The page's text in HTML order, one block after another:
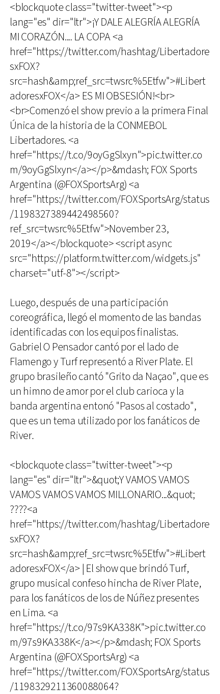
<blockquote class="twitter-tweet"><p
lang="es" dir="ltr">¡Y DALE ALEGRÍA ALEGRÍA
MI CORAZÓN.... LA COPA <a
href="https://twitter.com/hashtag/Libertadore
sxFOX?
src=hash&amp;ref_src=twsrc%5Etfw">#Libert
adoresxFOX</a> ES MI OBSESIÓN!<br>
<br>Comenzó el show previo a la primera Final
Única de la historia de la CONMEBOL
Libertadores. <a
href="https://t.co/9oyGgSlxyn">pic.twitter.co
m/9oyGgSlxyn</a></p>&mdash; FOX Sports
Argentina (@FOXSportsArg) <a
href="https://twitter.com/FOXSportsArg/status
/1198327389442498560?
ref_src=twsrc%5Etfw">November 23,
2019</a></blockquote> <script async
src="https://platform.twitter.com/widgets.js"
charset="utf-8"></script>
Luego, después de una participación
coreográfica, llegó el momento de las bandas
identificadas con los equipos finalistas.
Gabriel O Pensador cantó por el lado de
Flamengo y Turf representó a River Plate. El
grupo brasileño cantó "Grito da Naçao", que es
un himno de amor por el club carioca y la
banda argentina entonó "Pasos al costado",
que es un tema utilizado por los fanáticos de
River.
<blockquote class="twitter-tweet"><p
lang="es" dir="ltr">&quot;Y VAMOS VAMOS
VAMOS VAMOS VAMOS MILLONARIO...&quot;
????<a
href="https://twitter.com/hashtag/Libertadore
sxFOX?
src=hash&amp;ref_src=twsrc%5Etfw">#Libert
adoresxFOX</a> | El show que brindó Turf,
grupo musical confeso hincha de River Plate,
para los fanáticos de los de Núñez presentes
en Lima. <a
href="https://t.co/97s9KA338K">pic.twitter.co
m/97s9KA338K</a></p>&mdash; FOX Sports
Argentina (@FOXSportsArg) <a
href="https://twitter.com/FOXSportsArg/status
/1198329211360088064?